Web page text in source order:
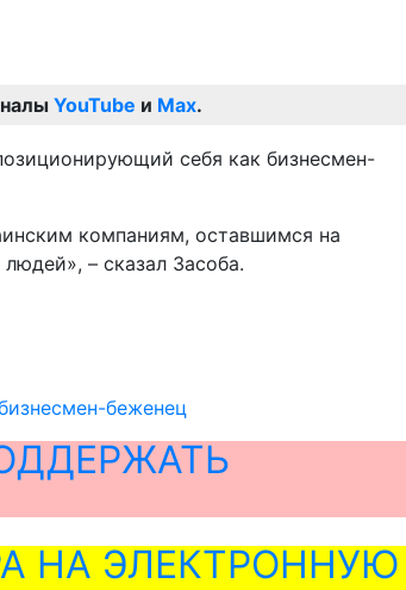
YouTube и Max.
себя как бизнесмен-
компаниям, оставшимся на
– сказал Засоба.
беженец
НА ЭЛЕКТРОННУЮ